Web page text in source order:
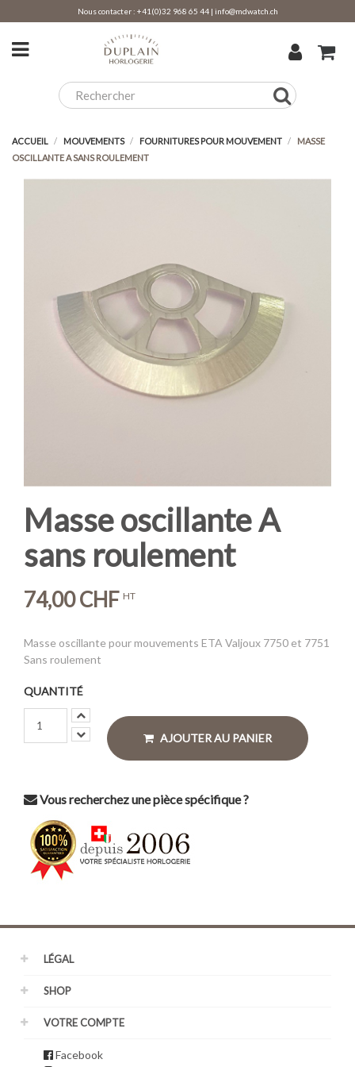
Nous contacter : +41(0)32 968 65 44| info@mdwatch.ch
ACCUEIL MOUVEMENTS FOURNITURES POUR MOUVEMENT
MASSE
OSCILLANTE A SANS ROULEMENT
Masse oscillante A
sans roulement
74,00 CHF HT
Masse oscillante pour mouvements ETA Valjoux 7750 et 7751
Sans roulement
QUANTITÉ
AJOUTER AU PANIER
Vous recherchez une pièce spécifique ?
LÉGAL
SHOP
VOTRE COMPTE
Facebook